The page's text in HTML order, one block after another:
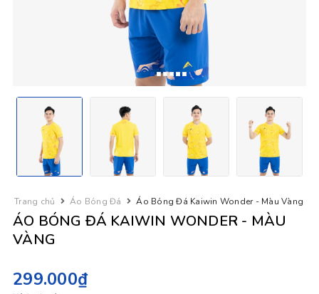
Trang chủ Áo Bóng Đá Áo Bóng Đá Kaiwin Wonder - Màu Vàng
ÁO BÓNG ĐÁ KAIWIN WONDER - MÀU
VÀNG
299.000₫